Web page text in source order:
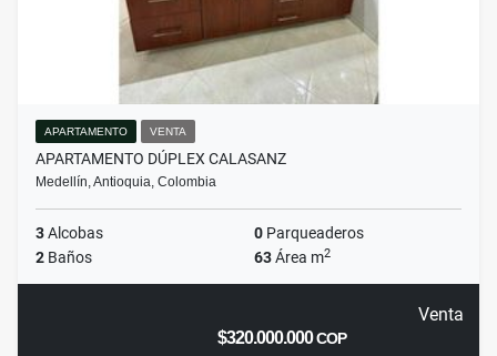
APARTAMENTO VENTA
APARTAMENTO DÚPLEX CALASANZ
Medellín, Antioquia, Colombia
3Alcobas 0 Parqueaderos
2 Baños 63Área m2
Venta
$320.000.000COP